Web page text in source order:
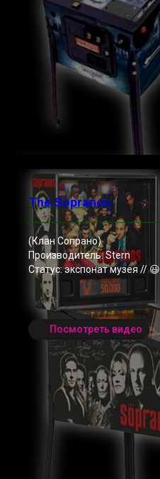
The Sopranos
(Клан Сопрано)
Производитель: Stern
Статус: экспонат музея // 😃
Посмотреть видео